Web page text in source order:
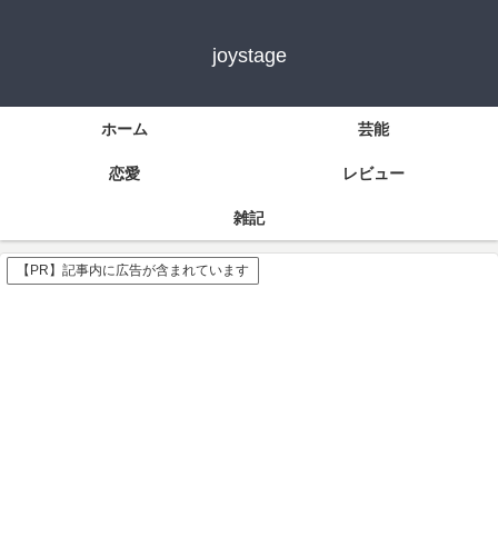
joystage
ホーム 芸能
恋愛 レビュー
雑記
【PR】記事内に広告が含まれています